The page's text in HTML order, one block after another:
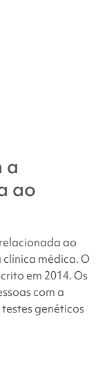
a
ao
ao
médica.O
em 2014. Os
com a
genéticos